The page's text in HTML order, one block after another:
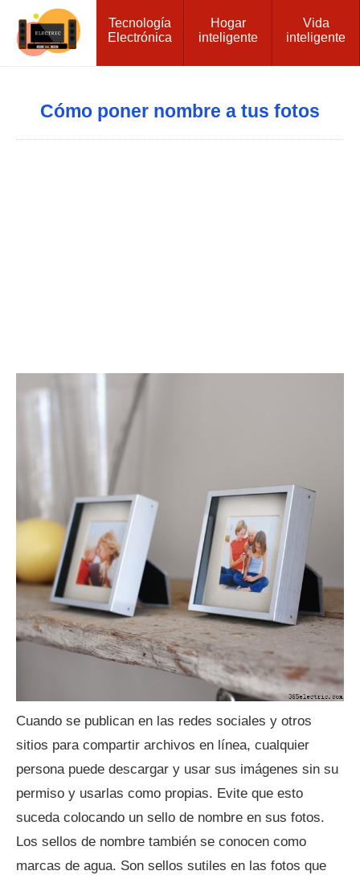
Tecnología
Electrónica
Hogar
inteligente
Vida
inteligente
Cómo poner nombre a tus fotos
Cuando se publican en las redes sociales y otros
sitios para compartir archivos en línea, cualquier
persona puede descargar y usar sus imágenes sin su
permiso y usarlas como propias. Evite que esto
suceda colocando un sello de nombre en sus fotos.
Los sellos de nombre también se conocen como
marcas de agua. Son sellos sutiles en las fotos que